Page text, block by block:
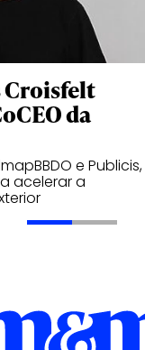
Croisfelt
da
e Publicis,
acelerar a